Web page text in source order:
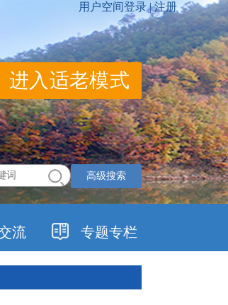
进入适老模式
高级搜索
流 专题专栏